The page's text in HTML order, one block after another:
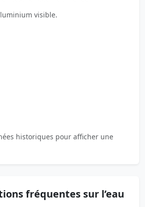
visible.
historiques pour afficher une
fréquentes sur l’eau